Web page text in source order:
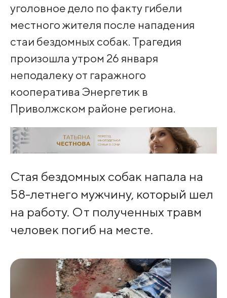
уголовное дело по факту гибели
местного жителя после нападения
стаи бездомных собак. Трагедия
произошла утром 26 января
неподалеку от гаражного
кооператива Энергетик в
Приволжском районе региона.
Стая бездомных собак напала на
58-летнего мужчину, который шел
на работу. От полученных травм
человек погиб на месте.